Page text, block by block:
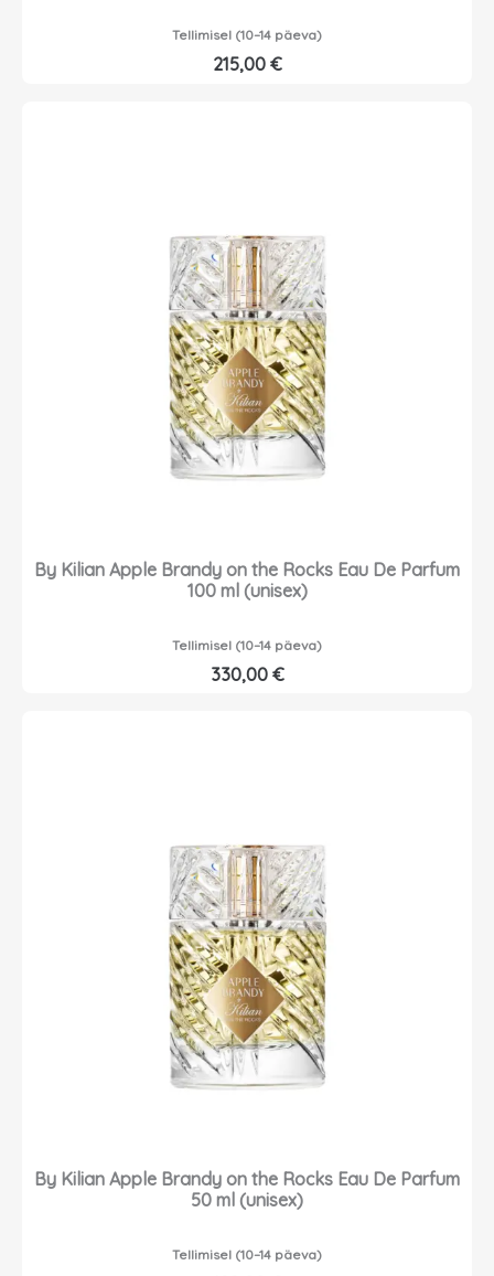
Tellimisel (10–14 päeva)
215,00 €
By Kilian Apple Brandy on the Rocks Eau De Parfum
100 ml (unisex)
Tellimisel (10–14 päeva)
330,00 €
By Kilian Apple Brandy on the Rocks Eau De Parfum
50 ml (unisex)
Tellimisel (10–14 päeva)